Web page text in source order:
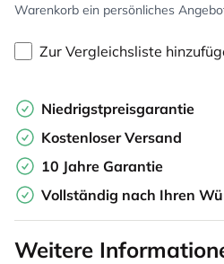
Warenkorb ein persönliches
Zur Vergleichsliste
Niedrigstpreisgarantie
Kostenloser Versand
10 Jahre Garantie
Vollständig nach Ihren
Weitere